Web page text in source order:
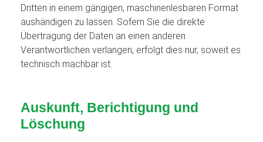
Dritten in einem gängigen, maschinenlesbaren Format
aushändigen zu lassen. Sofern Sie die direkte
Übertragung der Daten an einen anderen
Verantwortlichen verlangen, erfolgt dies nur, soweit es
technisch machbar ist.
Auskunft, Berichtigung und
Löschung